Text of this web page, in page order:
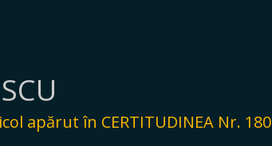
apărut în CERTITUDINEA Nr. 180